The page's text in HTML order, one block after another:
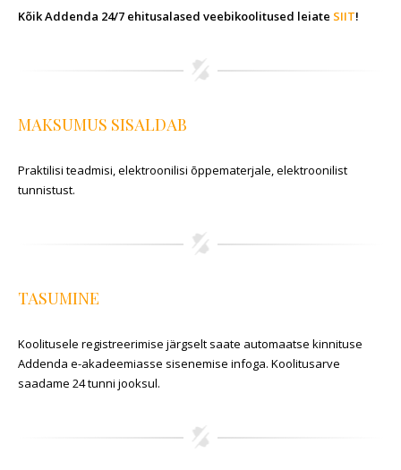
Kõik Addenda 24/7 ehitusalased veebikoolitused leiate SIIT!
MAKSUMUS SISALDAB
Praktilisi teadmisi, elektroonilisi õppematerjale, elektroonilist
tunnistust.
TASUMINE
Koolitusele registreerimise järgselt saate automaatse kinnituse
Addenda e-akadeemiasse sisenemise infoga. Koolitusarve
saadame 24 tunni jooksul.